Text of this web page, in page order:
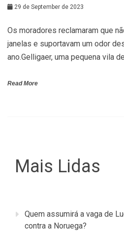
29 de September de 2023
Os moradores reclamaram que
janelas e suportavam um odor
ano.Gelligaer, uma pequena vila
Read More
Mais Lidas
Quem assumirá a vaga de
contra a Noruega?